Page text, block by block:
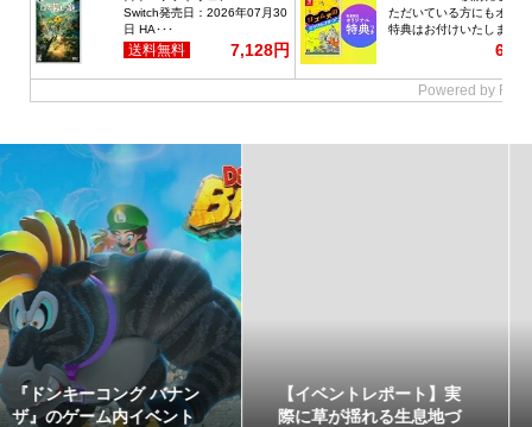
【イベントレポート】実
際に草が揺れる生息地づ
赤ちゃん向けスピナー
「KIRBY ピタッとくるる